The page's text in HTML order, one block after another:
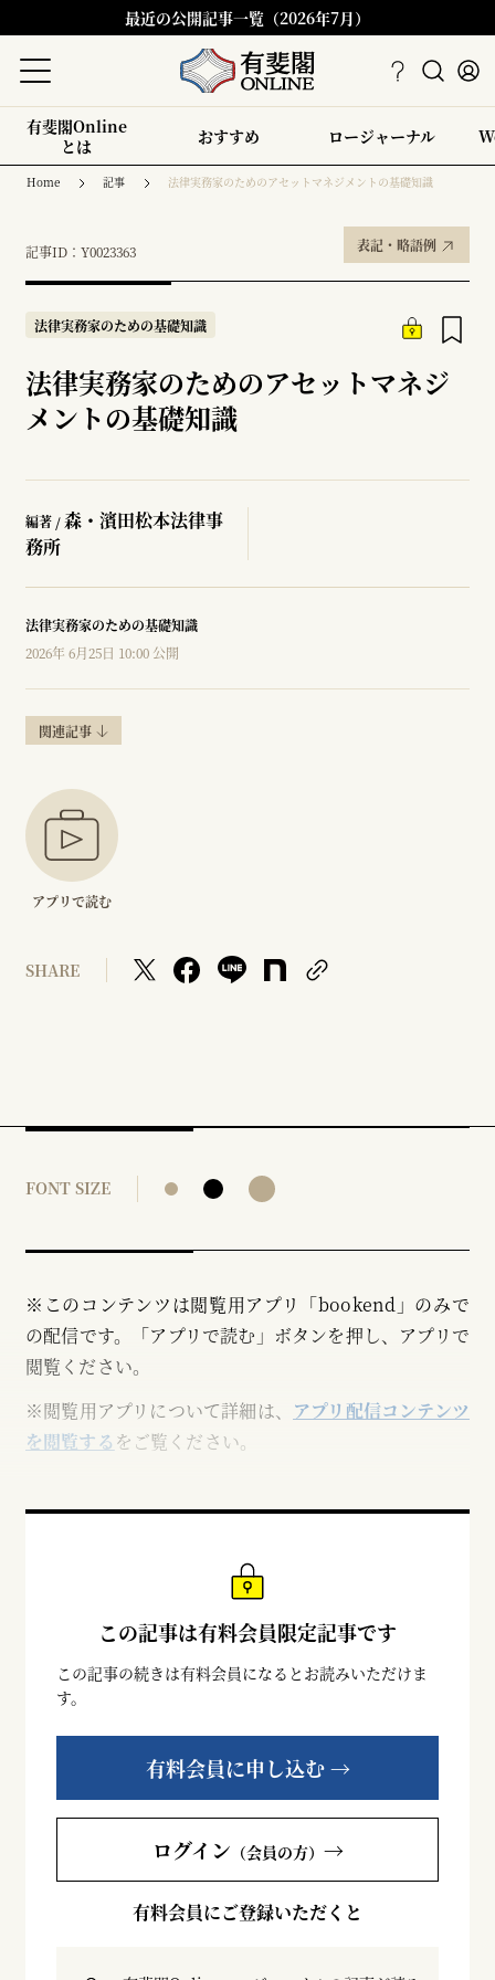
最近の公開記事一覧（2026年7月）
有斐閣Online
とは
おすすめ ロージャーナル
Home 記事 法律実務家のためのアセットマネジメントの基礎知識
記事ID：Y0023363 表記・略語例
法律実務家のための基礎知識
法律実務家のためのアセットマネジ
メントの基礎知識
編著 /森・濱田松本法律事
務所
法律実務家のための基礎知識
2026年 6月25日 10:00 公開
関連記事
アプリで読む
SHARE
FONT SIZE
※このコンテンツは閲覧用アプリ「bookend」のみで
の配信です。「アプリで読む」ボタンを押し、アプリで
閲覧ください。
※閲覧用アプリについて詳細は、 アプリ配信コンテンツ
を閲覧する をご覧ください。
この記事は有料会員限定記事です
この記事の続きは有料会員になるとお読みいただけま
す。
有料会員に申し込む →
ログイン （会員の方） →
有料会員にご登録いただくと